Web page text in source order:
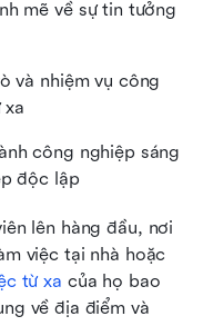
mẽ về sự tin tưởng
và nhiệm vụ công
xa
công nghiệp sáng
độc lập
lên hàng đầu, nơi
việc tại nhà hoặc
từ xa của họ bao
về địa điểm và